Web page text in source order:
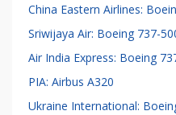
China Eastern Airlines:
Sriwijaya Air: Boeing 737-
Air India Express: Boeing
PIA: Airbus A320
Ukraine International: